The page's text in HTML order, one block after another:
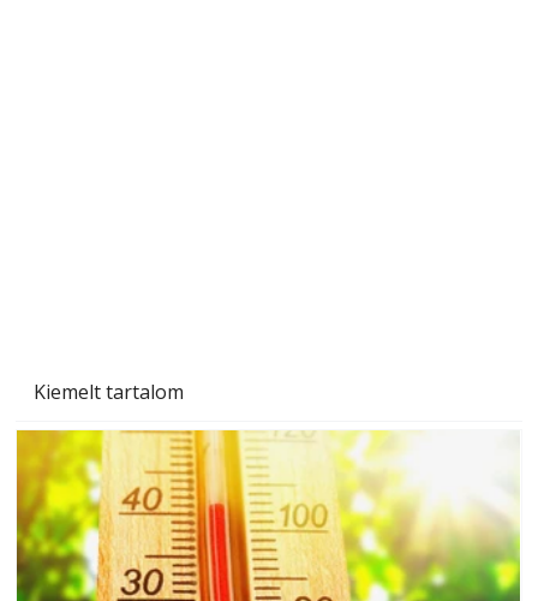
Kiemelt tartalom